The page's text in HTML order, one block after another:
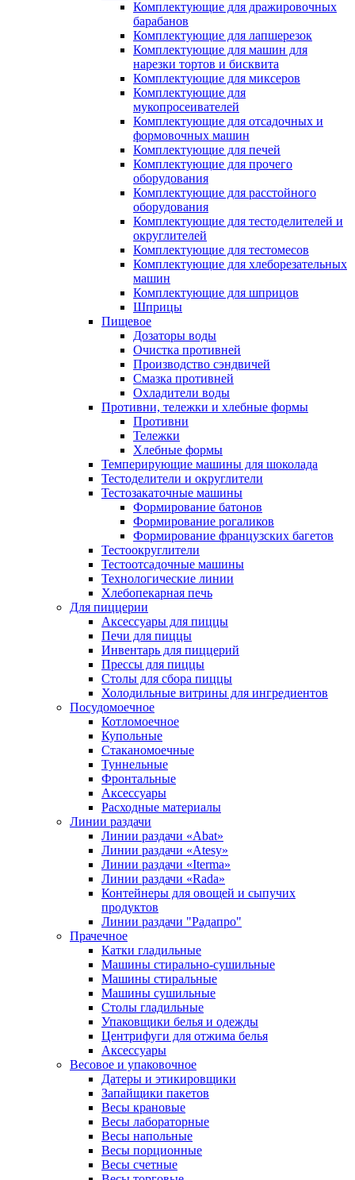
Комплектующие для дражировочных
барабанов
Комплектующие для лапшерезок
Комплектующие для машин для
нарезки тортов и бисквита
Комплектующие для миксеров
Комплектующие для
мукопросеивателей
Комплектующие для отсадочных и
формовочных машин
Комплектующие для печей
Комплектующие для прочего
оборудования
Комплектующие для расстойного
оборудования
Комплектующие для тестоделителей и
округлителей
Комплектующие для тестомесов
Комплектующие для хлеборезательных
машин
Комплектующие для шприцов
Шприцы
Пищевое
Дозаторы воды
Очистка противней
Производство сэндвичей
Смазка противней
Охладители воды
Противни, тележки и хлебные формы
Противни
Тележки
Хлебные формы
Темперирующие машины для шоколада
Тестоделители и округлители
Тестозакаточные машины
Формирование батонов
Формирование рогаликов
Формирование французских багетов
Тестоокруглители
Тестоотсадочные машины
Технологические линии
Хлебопекарная печь
Для пиццерии
Аксессуары для пиццы
Печи для пиццы
Инвентарь для пиццерий
Прессы для пиццы
Столы для сбора пиццы
Холодильные витрины для ингредиентов
Посудомоечное
Котломоечное
Купольные
Стаканомоечные
Туннельные
Фронтальные
Аксессуары
Расходные материалы
Линии раздачи
Линии раздачи «Abat»
Линии раздачи «Atesy»
Линии раздачи «Iterma»
Линии раздачи «Rada»
Контейнеры для овощей и сыпучих
продуктов
Линии раздачи "Радапро"
Прачечное
Катки гладильные
Машины стирально-сушильные
Машины стиральные
Машины сушильные
Столы гладильные
Упаковщики белья и одежды
Центрифуги для отжима белья
Аксессуары
Весовое и упаковочное
Датеры и этикировщики
Запайщики пакетов
Весы крановые
Весы лабораторные
Весы напольные
Весы порционные
Весы счетные